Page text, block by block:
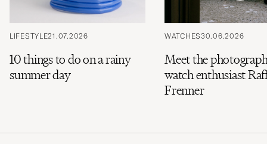
LIFESTYLE21.07.2026
10 things to do on a rainy
summer day
WATCHES30.06.2026
Meet the
watch enthusiast
Frenner